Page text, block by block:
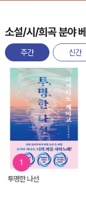
소설/시/희곡 분야
주간 신간
1
투명한 나선